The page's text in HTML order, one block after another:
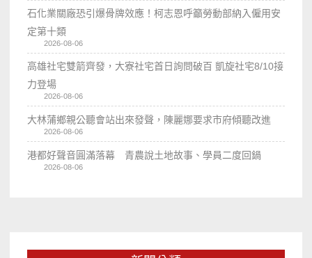
石化業關廠恐引爆骨牌效應！柯志恩呼籲勞動部納入僱用安
定第十類
2026-08-06
高雄社宅雙箭齊發，大寮社宅首日詢問破百 凱旋社宅8/10接
力登場
2026-08-06
大林蒲鄉親公聽會站出來發聲，陳麗娜要求市府傾聽改進
2026-08-06
港都好聲音圓滿落幕 青農說土地故事、學員二度回鍋
2026-08-06